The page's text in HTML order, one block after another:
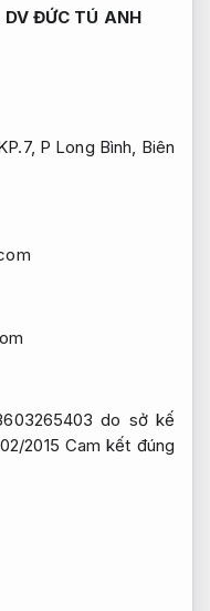
ĐỨC TÚ ANH
P Long Bình, Biên
do sở kế
2015 Cam kết đúng